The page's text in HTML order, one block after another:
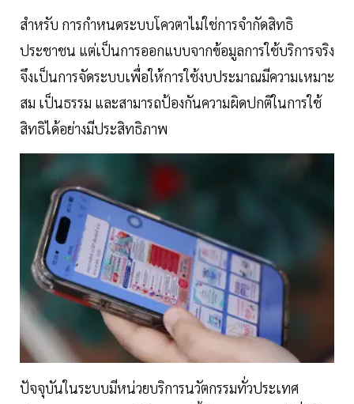
สำหรับ การกำหนดระบบโควตาไม่ใช่การจำกัดสิทธิ
ประชาชน แต่เป็นการออกแบบจากข้อมูลการใช้บริการจริง
จึงเป็นการจัดระบบเพื่อให้การใช้งบประมาณมีความเหมาะ
สม เป็นธรรม และสามารถป้องกันความผิดปกติในการใช้
สิทธิได้อย่างมีประสิทธิภาพ
ปัจจุบันในระบบมีหน่วยบริการนวัตกรรมทั่วประเทศ